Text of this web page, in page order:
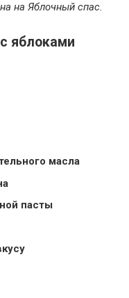
на Яблочный спас.
яблоками
масла
пасты